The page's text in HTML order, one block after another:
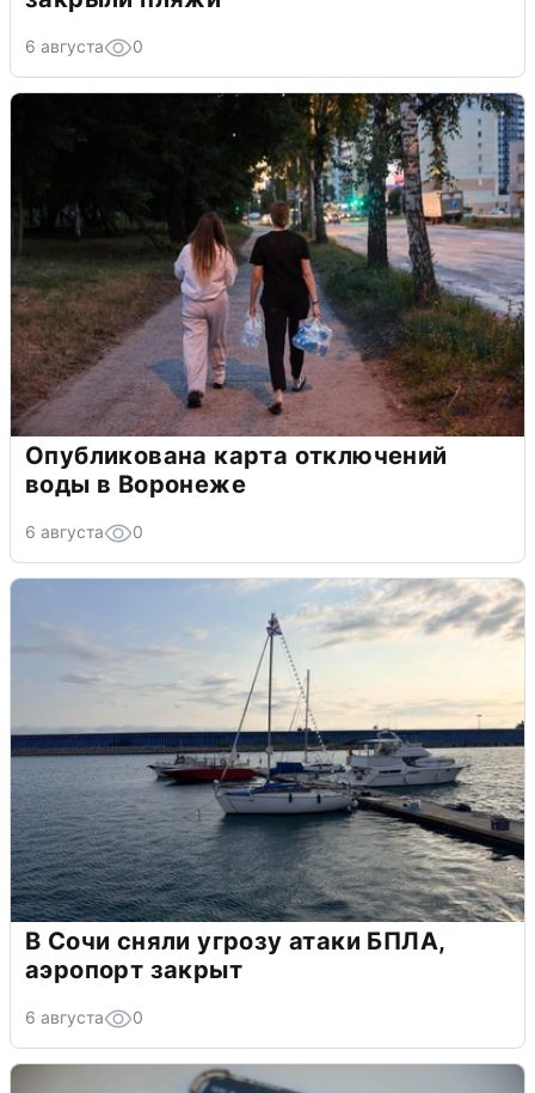
6 августа 0
Опубликована карта отключений
воды в Воронеже
6 августа 0
В Сочи сняли угрозу атаки БПЛА,
аэропорт закрыт
6 августа 0